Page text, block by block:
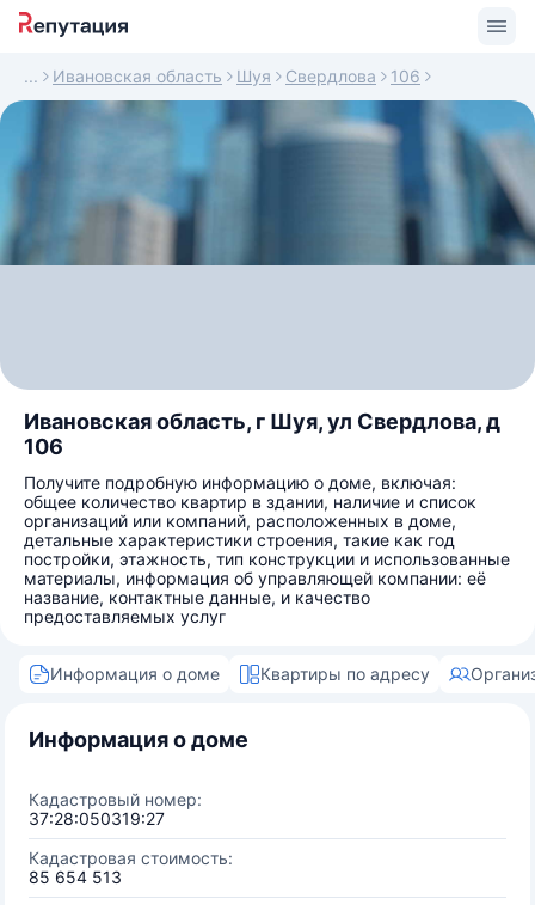
Ивановская область Шуя Свердлова 106
Ивановская область, г Шуя, ул Свердлова, д
106
Получите подробную информацию о доме, включая:
общее количество квартир в здании, наличие и список
организаций или компаний, расположенных в доме,
детальные характеристики строения, такие как год
постройки, этажность, тип конструкции и использованные
материалы, информация об управляющей компании: её
название, контактные данные, и качество
предоставляемых услуг
Информация о доме Квартиры по адресу
Информация о доме
Кадастровый номер:
37:28:050319:27
Кадастровая стоимость:
85 654 513